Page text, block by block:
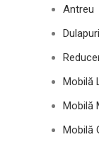
Antreu
Dulapuri
Mobilă
Mobilă
Mobilă